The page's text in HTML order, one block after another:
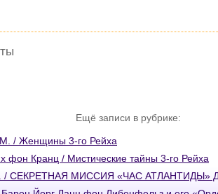
Ещё записи в рубрике:
/ Женщины 3-го Рейха
фон Кранц / Мистические тайны 3-го Рейха
/ СЕКРЕТНАЯ МИССИЯ «ЧАС АТЛАНТИДЫ»